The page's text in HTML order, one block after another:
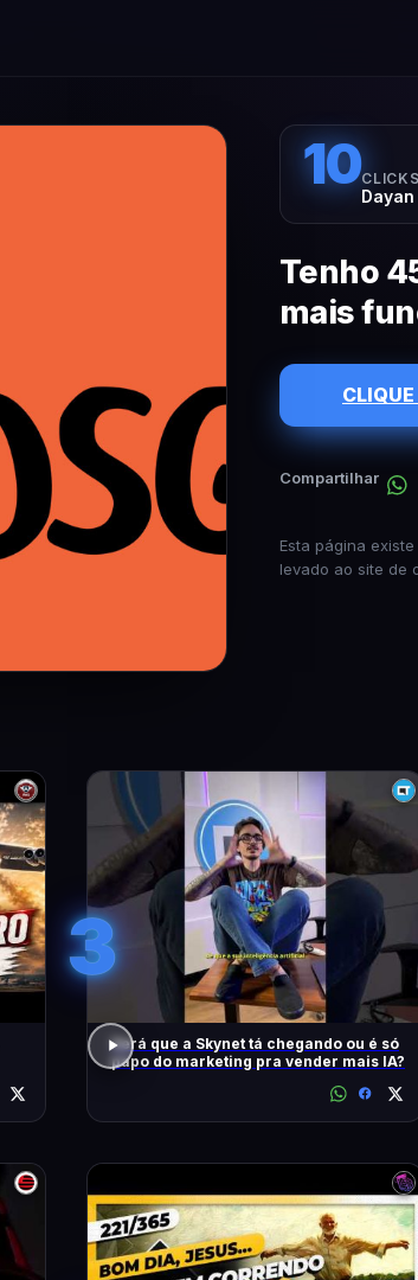
10CLICKS
Tenho
mais
Compartilhar
Esta página
levado ao site de
3
Será que a Skynet tá chegando ou é só
papo do marketing pra vender mais IA?